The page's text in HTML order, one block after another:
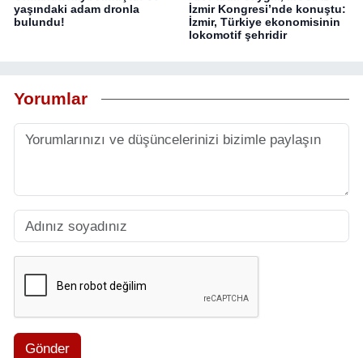
yaşındaki adam dronla
bulundu!
İzmir Kongresi’nde konuştu:
İzmir, Türkiye ekonomisinin
lokomotif şehridir
Yorumlar
Gönder